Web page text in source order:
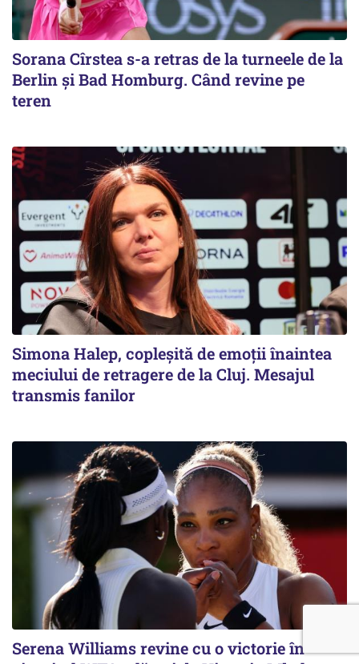
Sorana Cîrstea s-a retras de la turneele de la
Berlin și Bad Homburg. Când revine pe
teren
Simona Halep, copleșită de emoții înaintea
meciului de retragere de la Cluj. Mesajul
transmis fanilor
Serena Williams revine cu o victorie în